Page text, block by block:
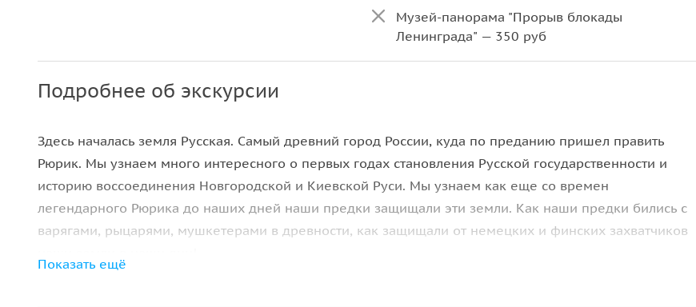
Музей-панорама "Прорыв блокады
Ленинграда" — 350 руб
Подробнее об экскурсии
Здесь началась земля Русская. Самый древний город России, куда по преданию пришел править
Рюрик. Мы узнаем много интересного о первых годах становления Русской государственности и
историю воссоединения Новгородской и Киевской Руси. Мы узнаем как еще со времен
легендарного Рюрика до наших дней наши предки защищали эти земли. Как наши предки бились с
варягами, рыцарями, мушкетерами в древности, как защищали от немецких и финских захватчиков
Показать ещё